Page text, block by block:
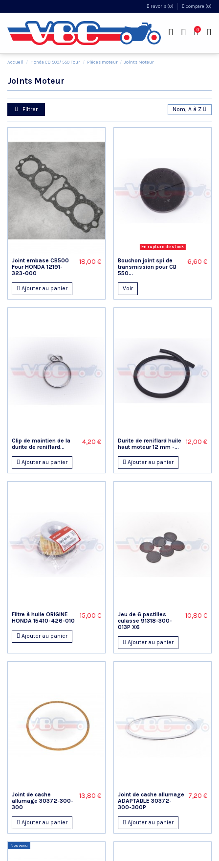
Favoris (0) Compare (0)
0
Accueil Honda CB 500/ 550 Four Pièces moteur Joints Moteur
Joints Moteur
Filtrer Nom, A à Z
Joint embase CB500
Four HONDA 12191-
323-000
18,00 €
Ajouter au panier
En rupture de stock
Bouchon joint spi de
transmission pour CB
550...
6,60 €
Voir
Clip de maintien de la
durite de reniflard...
4,20 €
Ajouter au panier
Durite de reniflard huile
haut moteur 12 mm -...
12,00 €
Ajouter au panier
Filtre à huile ORIGINE
HONDA 15410-426-010
15,00 €
Ajouter au panier
Jeu de 6 pastilles
culasse 91318-300-
013P X6
10,80 €
Ajouter au panier
Joint de cache
allumage 30372-300-
300
13,80 €
Ajouter au panier
Joint de cache allumage
ADAPTABLE 30372-
300-300P
7,20 €
Ajouter au panier
Nouveau